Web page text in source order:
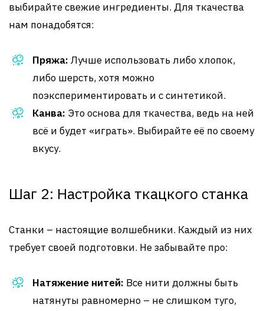
выбирайте свежие ингредиенты. Для ткачества
нам понадобятся:
Пряжа: Лучше использовать либо хлопок,
либо шерсть, хотя можно
поэкспериментировать и с синтетикой.
Канва: Это основа для ткачества, ведь на ней
всё и будет «играть». Выбирайте её по своему
вкусу.
Шаг 2: Настройка ткацкого станка
Станки – настоящие волшебники. Каждый из них
требует своей подготовки. Не забывайте про:
Натяжение нитей: Все нити должны быть
натянуты равномерно – не слишком туго,